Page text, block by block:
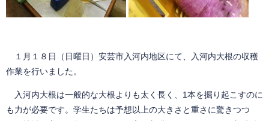
１月１８日（日曜日）安芸市入河内地区にて、入河内大根の収穫
作業を行いました。
入河内大根は一般的な大根よりも太く長く、1本を掘り起こすのに
も力が必要です。学生たちは予想以上の大きさと重さに驚きつつ